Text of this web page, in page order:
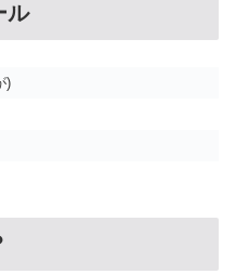
ル
)